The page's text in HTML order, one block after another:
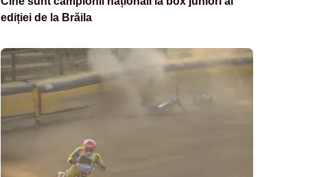
ediției de la Brăila